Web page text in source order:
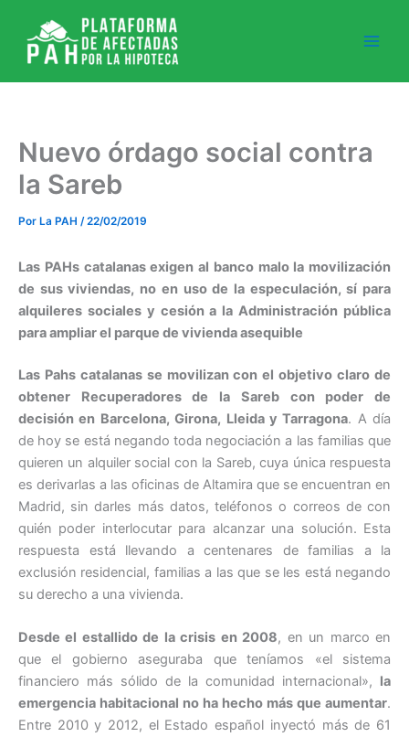
contenido
Nuevo órdago social contra
la Sareb
Por La PAH /22/02/2019
Las PAHs catalanas exigen al banco malo la movilización
de sus viviendas, no en uso de la especulación, sí para
alquileres sociales y cesión a la Administración pública
para ampliar el parque de vivienda asequible
Las Pahs catalanas se movilizan con el objetivo claro de
obtener Recuperadores de la Sareb con poder de
decisión en Barcelona, Girona, Lleida y Tarragona. A día
de hoy se está negando toda negociación a las familias que
quieren un alquiler social con la Sareb, cuya única respuesta
es derivarlas a las oficinas de Altamira que se encuentran en
Madrid, sin darles más datos, teléfonos o correos de con
quién poder interlocutar para alcanzar una solución. Esta
respuesta está llevando a centenares de familias a la
exclusión residencial, familias a las que se les está negando
su derecho a una vivienda.
Desde el estallido de la crisis en 2008, en un marco en
que el gobierno aseguraba que teníamos «el sistema
financiero más sólido de la comunidad internacional», la
emergencia habitacional no ha hecho más que aumentar.
Entre 2010 y 2012, el Estado español inyectó más de 61